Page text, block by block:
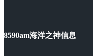
8590am海洋之神信息